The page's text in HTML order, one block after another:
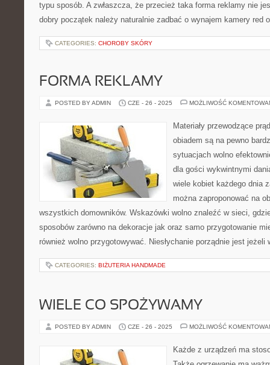
typu sposób. A zwłaszcza, że przecież taka forma reklamy nie
dobry początek należy naturalnie zadbać o wynajem kamery red
CATEGORIES: CHOROBY SKÓRY
FORMA REKLAMY
POSTED BY ADMIN CZE - 26 - 2025 MOŻLIWOŚĆ
Materiały przewodzące
obiadem są na pewno
sytuacjach wolno
dla gości wykwintnymi
wiele kobiet każdego dnia
można zaproponować na
wszystkich domowników. Wskazówki wolno znaleźć w sieci,
sposobów zarówno na dekoracje jak oraz samo przygotowanie
również wolno przygotowywać. Niesłychanie porządnie jest
CATEGORIES: BIŻUTERIA HANDMADE
WIELE CO SPOŻYWAMY…
POSTED BY ADMIN CZE - 26 - 2025 MOŻLIWOŚĆ
Każde z urządzeń ma